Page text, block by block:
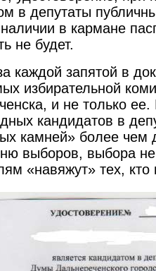
в депутаты
в кармане
не будет.
каждой запятой в
избирательной
и не только
кандидатов в
камней» более чем
выборов, выбора не
«навяжут» тех, кто